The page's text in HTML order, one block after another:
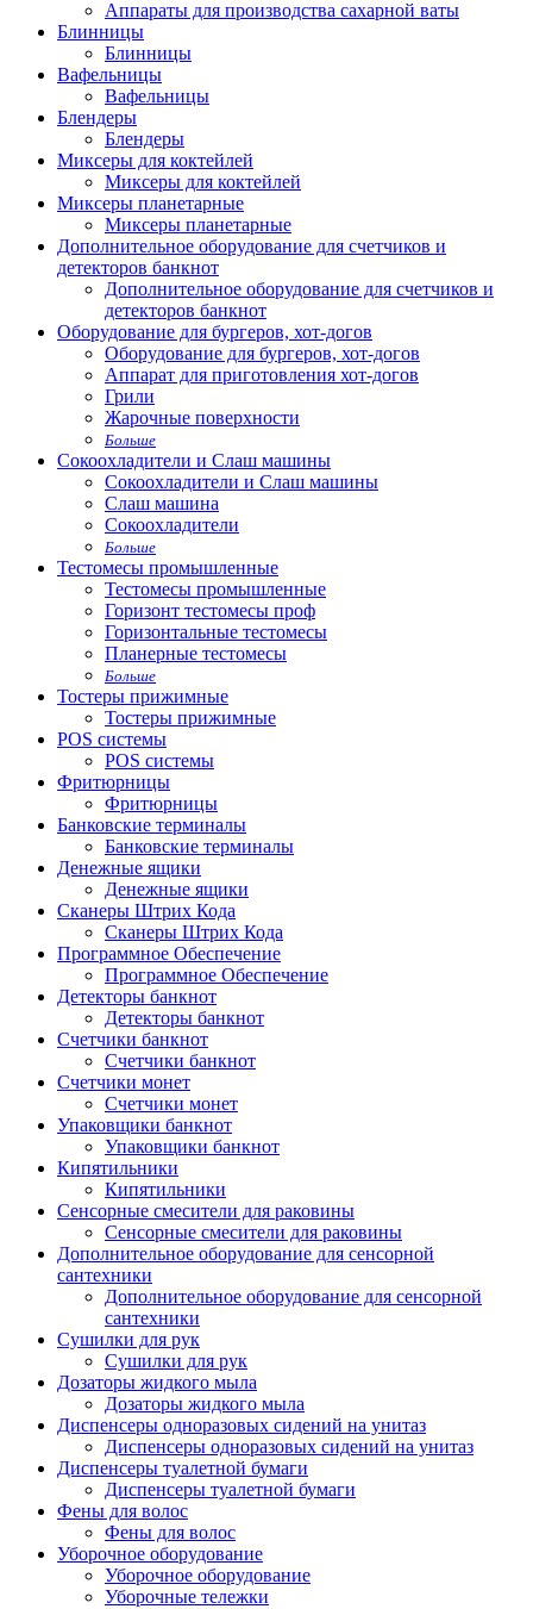
Аппараты для производства сахарной ваты
Блинницы
Блинницы
Вафельницы
Вафельницы
Блендеры
Блендеры
Миксеры для коктейлей
Миксеры для коктейлей
Миксеры планетарные
Миксеры планетарные
Дополнительное оборудование для счетчиков и
детекторов банкнот
Дополнительное оборудование для счетчиков и
детекторов банкнот
Оборудование для бургеров, хот-догов
Оборудование для бургеров, хот-догов
Аппарат для приготовления хот-догов
Грили
Жарочные поверхности
Больше
Сокоохладители и Слаш машины
Сокоохладители и Слаш машины
Слаш машина
Сокоохладители
Больше
Тестомесы промышленные
Тестомесы промышленные
Горизонт тестомесы проф
Горизонтальные тестомесы
Планерные тестомесы
Больше
Тостеры прижимные
Тостеры прижимные
POS системы
POS системы
Фритюрницы
Фритюрницы
Банковские терминалы
Банковские терминалы
Денежные ящики
Денежные ящики
Сканеры Штрих Кода
Сканеры Штрих Кода
Программное Обеспечение
Программное Обеспечение
Детекторы банкнот
Детекторы банкнот
Счетчики банкнот
Счетчики банкнот
Счетчики монет
Счетчики монет
Упаковщики банкнот
Упаковщики банкнот
Кипятильники
Кипятильники
Сенсорные смесители для раковины
Сенсорные смесители для раковины
Дополнительное оборудование для сенсорной
сантехники
Дополнительное оборудование для сенсорной
сантехники
Сушилки для рук
Сушилки для рук
Дозаторы жидкого мыла
Дозаторы жидкого мыла
Диспенсеры одноразовых сидений на унитаз
Диспенсеры одноразовых сидений на унитаз
Диспенсеры туалетной бумаги
Диспенсеры туалетной бумаги
Фены для волос
Фены для волос
Уборочное оборудование
Уборочное оборудование
Уборочные тележки